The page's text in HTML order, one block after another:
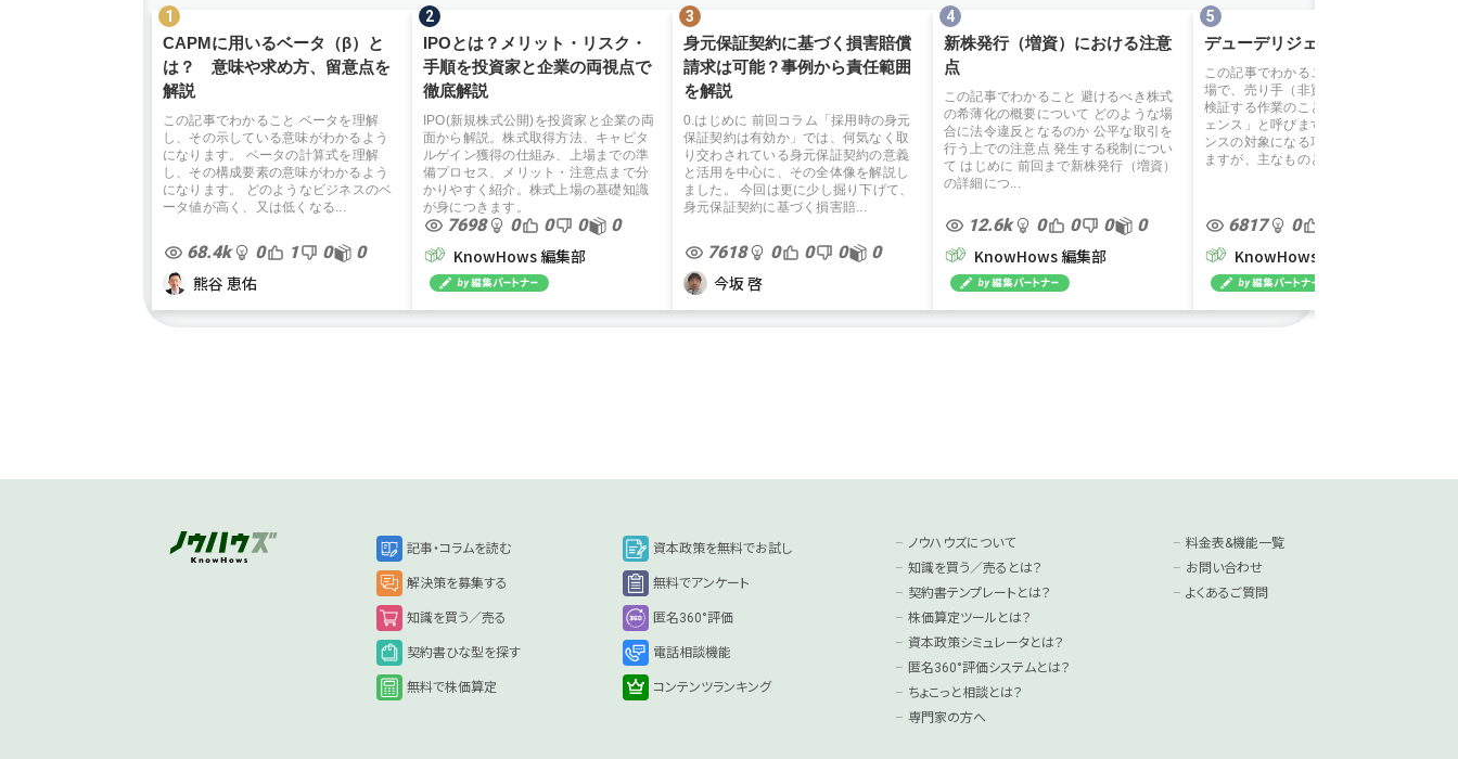
CAPMに用いるベータ（β）と
は？ 意味や求め方、留意点を
解説
この記事でわかること ベータを理解
し、その示している意味がわかるよう
になります。 ベータの計算式を理解
し、その構成要素の意味がわかるよう
になります。 どのようなビジネスのベ
ータ値が高く、又は低くなる...
68.4k 0 1 0 0
熊谷 恵佑
IPOとは？メリット・リスク・
手順を投資家と企業の両視点で
徹底解説
IPO(新規株式公開)を投資家と企業の両
面から解説。株式取得方法、キャピタ
ルゲイン獲得の仕組み、上場までの準
備プロセス、メリット・注意点まで分
かりやすく紹介。株式上場の基礎知識
が身につきます。
7698 0 0 0 0
KnowHows 編集部
身元保証契約に基づく損害賠償
請求は可能？事例から責任範囲
を解説
0.はじめに 前回コラム「採用時の身元
保証契約は有効か」では、何気なく取
り交わされている身元保証契約の意義
と活用を中心に、その全体像を解説し
ました。 今回は更に少し掘り下げて、
身元保証契約に基づく損害賠...
7618 0 0 0 0
今坂 啓
新株発行（増資）における注意
点
この記事でわかること 避けるべき株式
の希薄化の概要について どのような場
合に法令違反となるのか 公平な取引を
行う上での注意点 発生する税制につい
て はじめに 前回まで新株発行（増資）
の詳細につ...
12.6k 0 0 0 0
KnowHows 編集部
デューデリジェンスとは
この記事でわかること M＆A（買収）の
場で、売り手（非買収企業）の価値を
検証する作業のことを「デューデリジ
ェンス」と呼びます。 デューデリジェ
ンスの対象になる項目は多岐にわたり
ますが、主なものとして...
6817 0
KnowHows 編集部
記事・コラムを読む
解決策を募集する
知識を買う／売る
契約書ひな型を探す
無料で株価算定
資本政策を無料でお試し
無料でアンケート
匿名360°評価
電話相談機能
コンテンツランキング
ノウハウズについて
知識を買う／売るとは？
契約書テンプレートとは？
株価算定ツールとは？
資本政策シミュレータとは？
匿名360°評価システムとは？
ちょこっと相談とは？
専門家の方へ
料金表&機能一覧
お問い合わせ
よくあるご質問